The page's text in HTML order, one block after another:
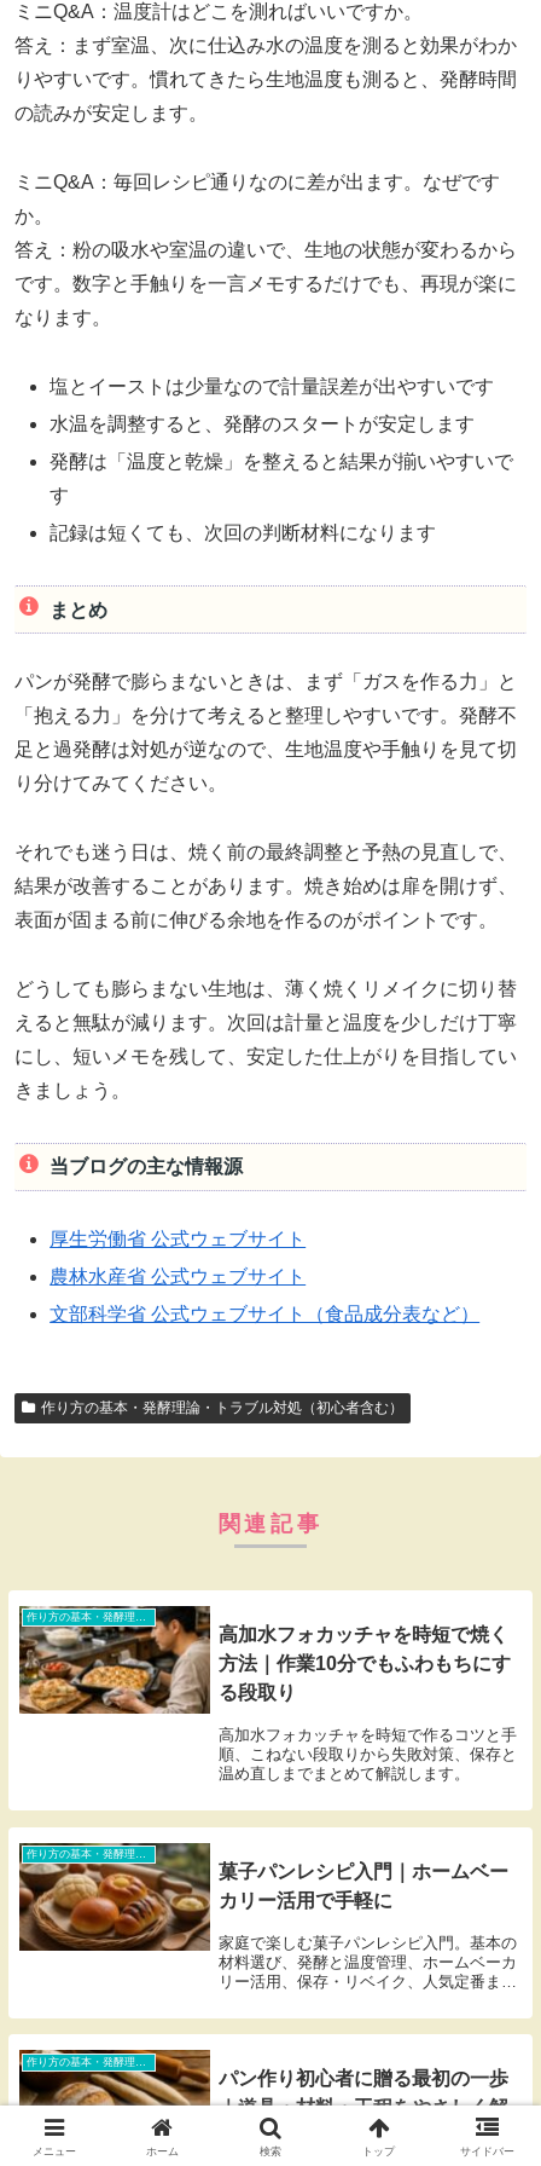
ミニQ&A：温度計はどこを測ればいいですか。
答え：まず室温、次に仕込み水の温度を測ると効果がわか
りやすいです。慣れてきたら生地温度も測ると、発酵時間
の読みが安定します。
ミニQ&A：毎回レシピ通りなのに差が出ます。なぜです
か。
答え：粉の吸水や室温の違いで、生地の状態が変わるから
です。数字と手触りを一言メモするだけでも、再現が楽に
なります。
塩とイーストは少量なので計量誤差が出やすいです
水温を調整すると、発酵のスタートが安定します
発酵は「温度と乾燥」を整えると結果が揃いやすいで
す
記録は短くても、次回の判断材料になります
まとめ
パンが発酵で膨らまないときは、まず「ガスを作る力」と
「抱える力」を分けて考えると整理しやすいです。発酵不
足と過発酵は対処が逆なので、生地温度や手触りを見て切
り分けてみてください。
それでも迷う日は、焼く前の最終調整と予熱の見直しで、
結果が改善することがあります。焼き始めは扉を開けず、
表面が固まる前に伸びる余地を作るのがポイントです。
どうしても膨らまない生地は、薄く焼くリメイクに切り替
えると無駄が減ります。次回は計量と温度を少しだけ丁寧
にし、短いメモを残して、安定した仕上がりを目指してい
きましょう。
当ブログの主な情報源
厚生労働省 公式ウェブサイト
農林水産省 公式ウェブサイト
文部科学省 公式ウェブサイト（食品成分表など）
作り方の基本・発酵理論・トラブル対処（初心者含む）
関連記事
高加水フォカッチャを時短で焼く
方法｜作業10分でもふわもちにす
る段取り
高加水フォカッチャを時短で作るコツと手
順、こねない段取りから失敗対策、保存と
温め直しまでまとめて解説します。
菓子パンレシピ入門｜ホームベー
カリー活用で手軽に
家庭で楽しむ菓子パンレシピ入門。基本の
材料選び、発酵と温度管理、ホームベーカ
リー活用、保存・リベイク、人気定番まで
パン作り初心者に贈る最初の一歩
｜道具・材料・工程をやさしく解
メニュー ホーム 検索 トップ サイドバー